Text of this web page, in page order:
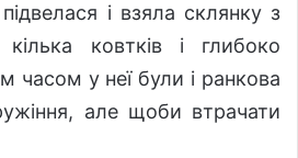
і взяла склянку з
ковтків і глибоко
часом у неї були і ранкова
але щоби втрачати